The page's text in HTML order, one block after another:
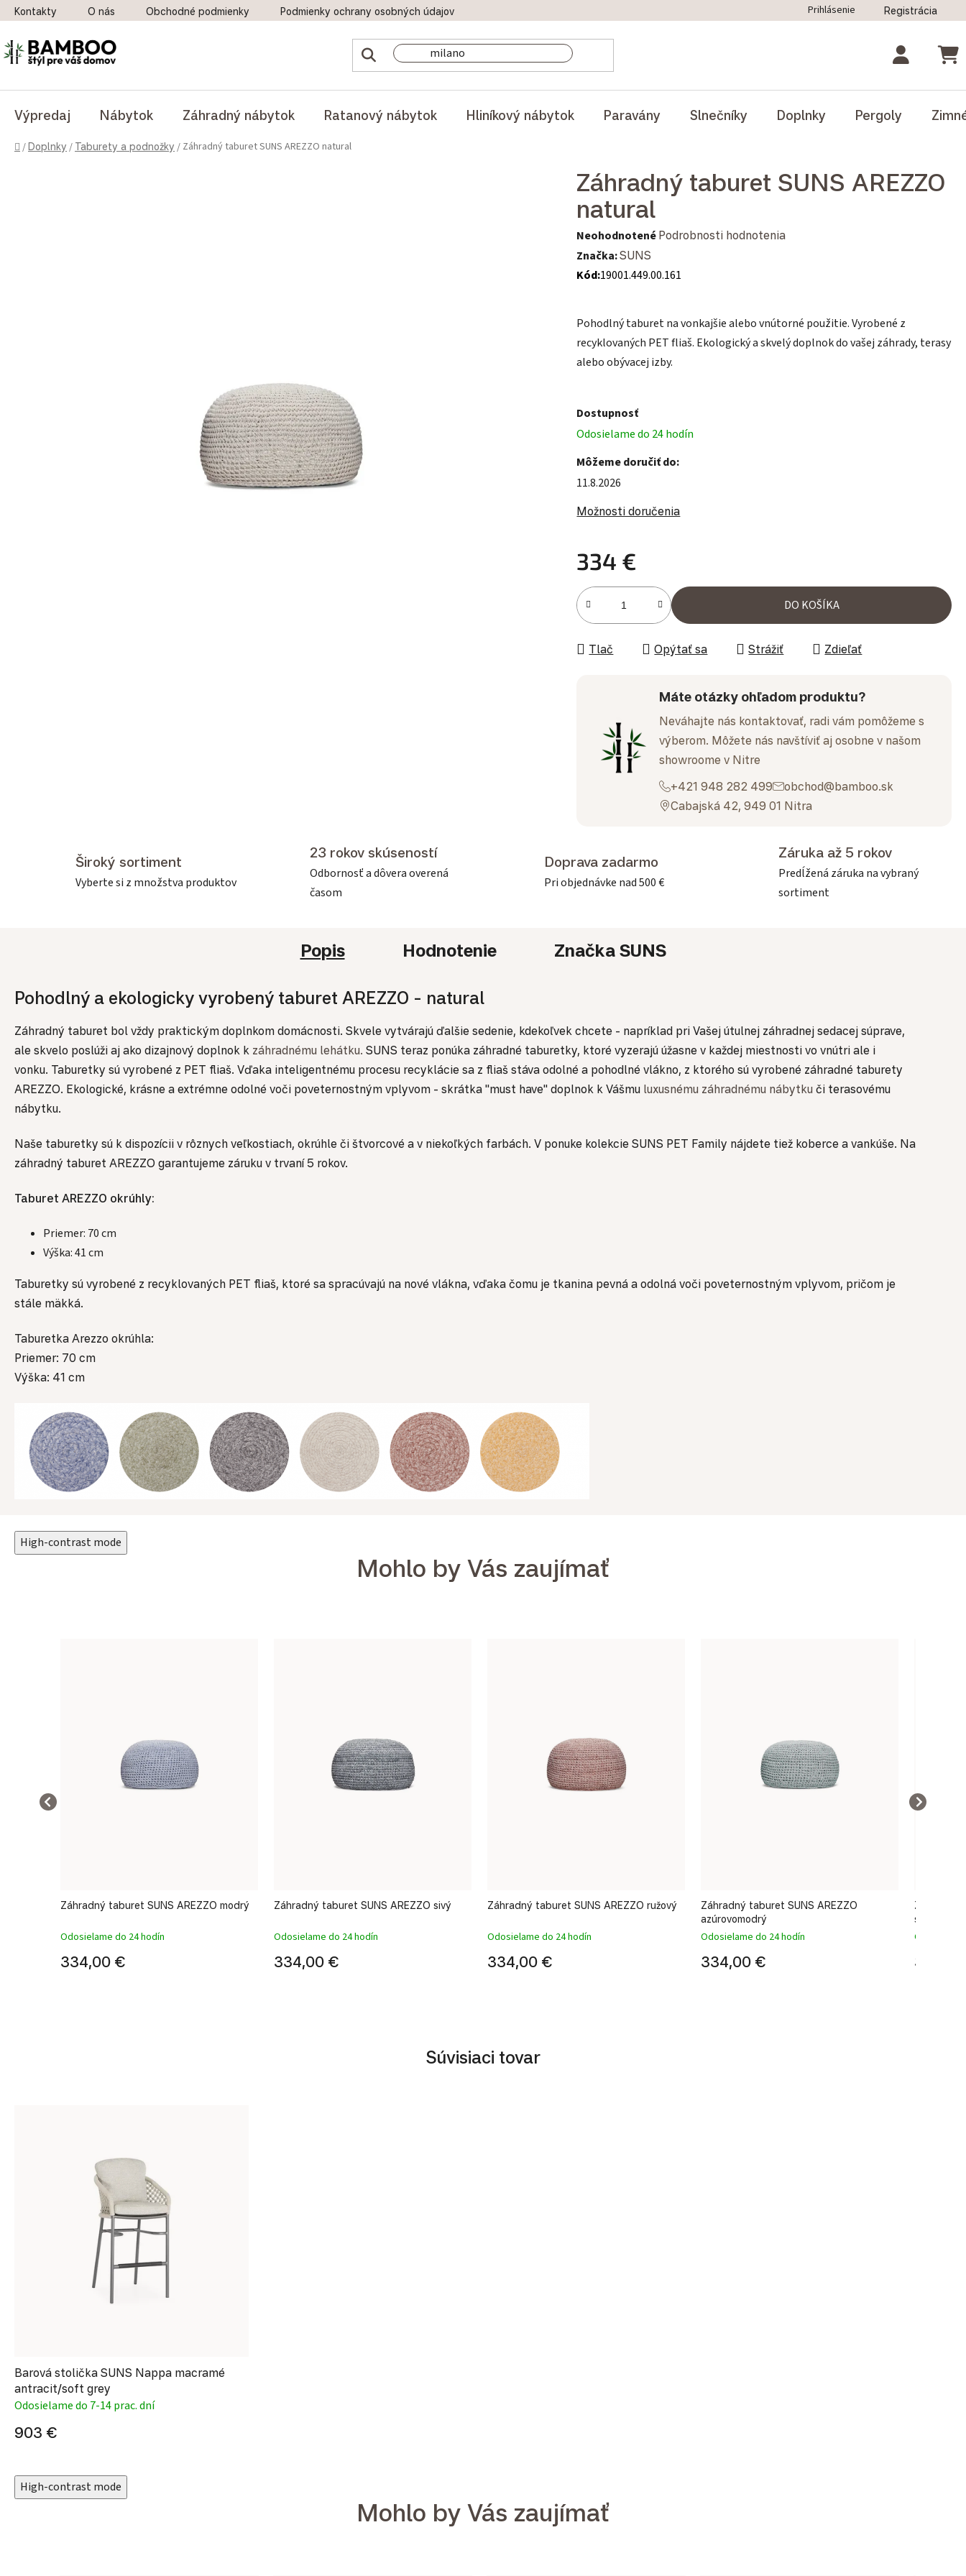
Prejsť na obsah
Kontakty O nás Obchodné podmienky Podmienky ochrany osobných údajov Odstúpenie od zmluvy
Prihlásenie Registrácia
Výpredaj Nábytok Záhradný nábytok Ratanový nábytok Hliníkový nábytok Paravány Slnečníky Doplnky Pergoly
Domov
/Doplnky / Taburety a podnožky / Záhradný taburet SUNS AREZZO natural
Záhradný taburet SUNS AREZZO
natural
Priemerné hodnotenie produktu je 0,0 z 5 hviezdičiek.
Neohodnotené Podrobnosti hodnotenia
Značka:SUNS
Kód:19001.449.00.161
Pohodlný taburet na vonkajšie alebo vnútorné použitie. Vyrobené z
recyklovaných PET fliaš. Ekologický a skvelý doplnok do vašej záhrady, terasy
alebo obývacej izby.
Dostupnosť
Odosielame do 24 hodín
Môžeme doručiť do:
11.8.2026
Možnosti doručenia
334 €
Jednotková cena:
DO KOŠÍKA
Tlač Opýtať sa Strážiť Zdieľať
Máte otázky ohľadom produktu?
Neváhajte nás kontaktovať, radi vám pomôžeme s
výberom. Môžete nás navštíviť aj osobne v našom
showroome v Nitre
+421 948 282 499
obchod@bamboo.sk
Cabajská 42, 949 01 Nitra
Široký sortiment
Vyberte si z množstva produktov
23 rokov skúseností
Odbornosť a dôvera overená
časom
Doprava zadarmo
Pri objednávke nad 500 €
Záruka až 5 rokov
Predĺžená záruka na vybraný
sortiment
Popis Hodnotenie ZnačkaSUNS
Pohodlný a ekologicky vyrobený taburet AREZZO - natural
Záhradný taburet bol vždy praktickým doplnkom domácnosti. Skvele vytvárajú ďalšie sedenie, kdekoľvek chcete - napríklad pri Vašej útulnej záhradnej sedacej súprave,
ale skvelo poslúži aj ako dizajnový doplnok k záhradnému lehátku. SUNS teraz ponúka záhradné taburetky, ktoré vyzerajú úžasne v každej miestnosti vo vnútri ale i
vonku. Taburetky sú vyrobené z PET fliaš. Vďaka inteligentnému procesu recyklácie sa z fliaš stáva odolné a pohodlné vlákno, z ktorého sú vyrobené záhradné taburety
AREZZO. Ekologické, krásne a extrémne odolné voči poveternostným vplyvom - skrátka "must have" doplnok k Vášmu luxusnému záhradnému nábytku či terasovému
nábytku.
Naše taburetky sú k dispozícii v rôznych veľkostiach, okrúhle či štvorcové a v niekoľkých farbách. V ponuke kolekcie SUNS PET Family nájdete tiež koberce a vankúše. Na
záhradný taburet AREZZO garantujeme záruku v trvaní 5 rokov.
Taburet AREZZO okrúhly:
Priemer: 70 cm
Výška: 41 cm
Taburetky sú vyrobené z recyklovaných PET fliaš, ktoré sa spracúvajú na nové vlákna, vďaka čomu je tkanina pevná a odolná voči poveternostným vplyvom, pričom je
stále mäkká.
Taburetka Arezzo okrúhla:
Priemer: 70 cm
Výška: 41 cm
High-contrast mode
Mohlo by Vás zaujímať
Záhradný taburet SUNS AREZZO modrý
Odosielame do 24 hodín
334,00 €
Záhradný taburet SUNS AREZZO sivý
Odosielame do 24 hodín
334,00 €
Záhradný taburet SUNS AREZZO ružový
Odosielame do 24 hodín
334,00 €
Záhradný taburet SUNS AREZZO
azúrovomodrý
Odosielame do 24 hodín
334,00 €
Záhradný
svetlosivý
Súvisiaci tovar
Barová stolička SUNS Nappa macramé
antracit/soft grey
Odosielame do 7-14 prac. dní
903 €
High-contrast mode
Mohlo by Vás zaujímať